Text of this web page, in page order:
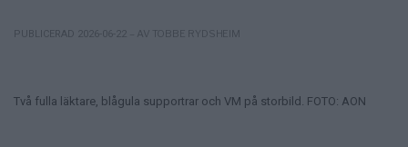
PUBLICERAD 2026-06-22 – AV TOBBE RYDSHEIM
Två fulla läktare, blågula supportrar och VM på storbild. FOTO: AON